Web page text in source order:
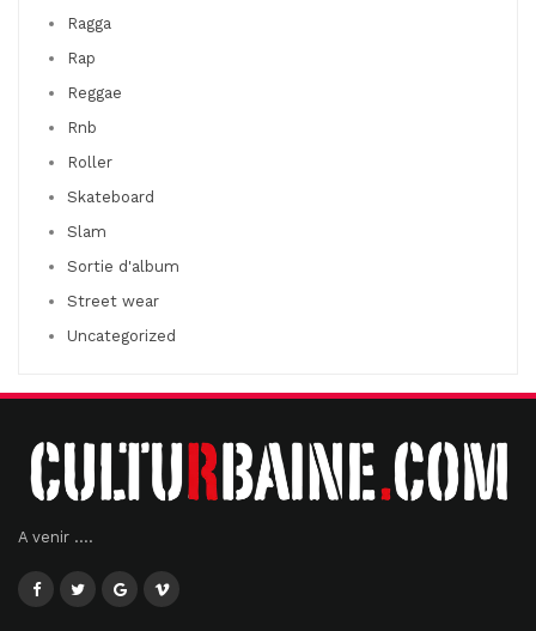
Ragga
Rap
Reggae
Rnb
Roller
Skateboard
Slam
Sortie d'album
Street wear
Uncategorized
A venir ....